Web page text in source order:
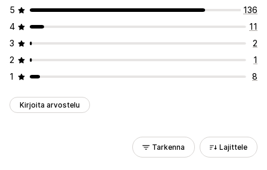
5
136
4
11
3
2
2
1
1
8
Kirjoita arvostelu
Tarkenna Lajittele